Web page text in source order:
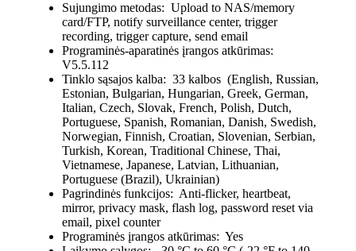
Sujungimo metodas: Upload to NAS/memory
card/FTP, notify surveillance center, trigger
recording, trigger capture, send email
Programinės-aparatinės įrangos atkūrimas:
V5.5.112
Tinklo sąsajos kalba: 33 kalbos (English, Russian,
Estonian, Bulgarian, Hungarian, Greek, German,
Italian, Czech, Slovak, French, Polish, Dutch,
Portuguese, Spanish, Romanian, Danish, Swedish,
Norwegian, Finnish, Croatian, Slovenian, Serbian,
Turkish, Korean, Traditional Chinese, Thai,
Vietnamese, Japanese, Latvian, Lithuanian,
Portuguese (Brazil), Ukrainian)
Pagrindinės funkcijos: Anti-flicker, heartbeat,
mirror, privacy mask, flash log, password reset via
email, pixel counter
Programinės įrangos atkūrimas: Yes